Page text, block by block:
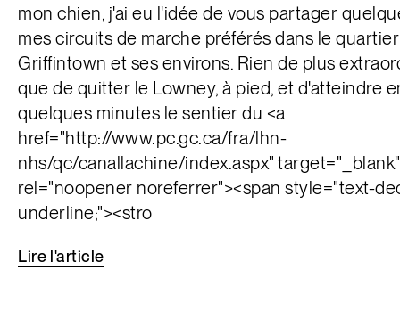
mon chien, j'ai eu l'idée de vous partager
mes circuits de marche préférés dans le quartier
Griffintown et ses environs. Rien de plus
que de quitter le Lowney, à pied, et d'atteindre
quelques minutes le sentier du <a
href="http://www.pc.gc.ca/fra/lhn-
nhs/qc/canallachine/index.aspx" target="_blank"
rel="noopener noreferrer"><span style="text-
underline;"><stro
Lire l'article